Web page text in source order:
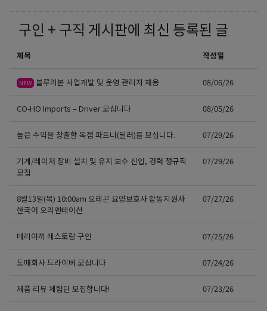
구인 + 구직 게시판에 최신 등록된 글
제목 작성일
NEW 블루리본 사업개발 및 운영 관리자 채용 08/06/26
CO-HO Imports – Driver 모십니다 08/05/26
높은 수익을 창출할 독점 파트너(딜러)를 모십니다. 07/29/26
기계/레이저 장비 설치 및 유지 보수 신입, 경력 정규직
모집
07/29/26
8월13일(목) 10:00am 오레곤 요양보호사 활동지원사
한국어 오리엔테이션
07/27/26
테리야끼 레스토랑 구인 07/25/26
도매회사 드라이버 모십니다 07/24/26
제품 리뷰 체험단 모집합니다! 07/23/26